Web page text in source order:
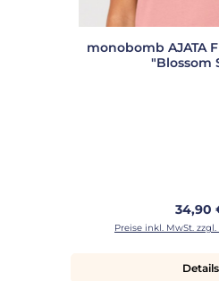
monobomb AJATA
"Blossom
34,90
Preise inkl. MwSt.
Details